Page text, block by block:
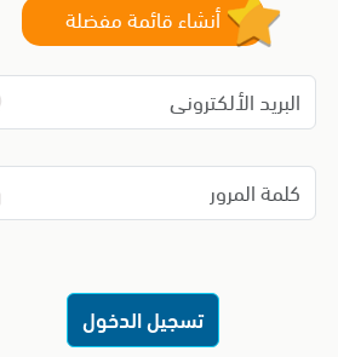
أنشاء قائمة مفضلة
تسجيل الدخول